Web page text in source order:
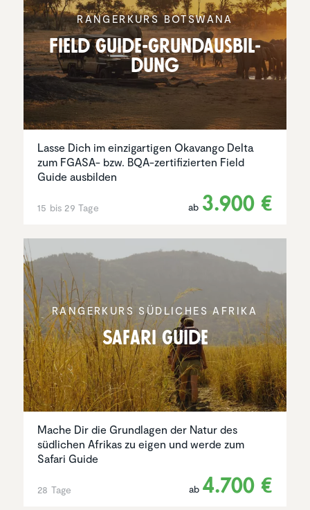
RANGER­KURS BOTSWANA
Field Guide-Grund­aus­bil­
dung
Lasse Dich im einzigartigen Okavango Delta
zum FGASA- bzw. BQA-zertifizierten Field
Guide ausbilden
15 bis 29 Tage ab 3.900 €
RANGER­KURS SÜDLICHES AFRIKA
Safari Guide
Mache Dir die Grundlagen der Natur des
südlichen Afrikas zu eigen und werde zum
Safari Guide
28 Tage ab 4.700 €